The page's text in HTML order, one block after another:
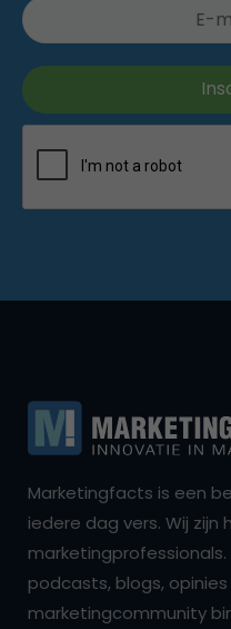
Marketingfacts is een
iedere dag vers. Wij
marketingprofessionals.
podcasts, blogs,
marketingcommunity